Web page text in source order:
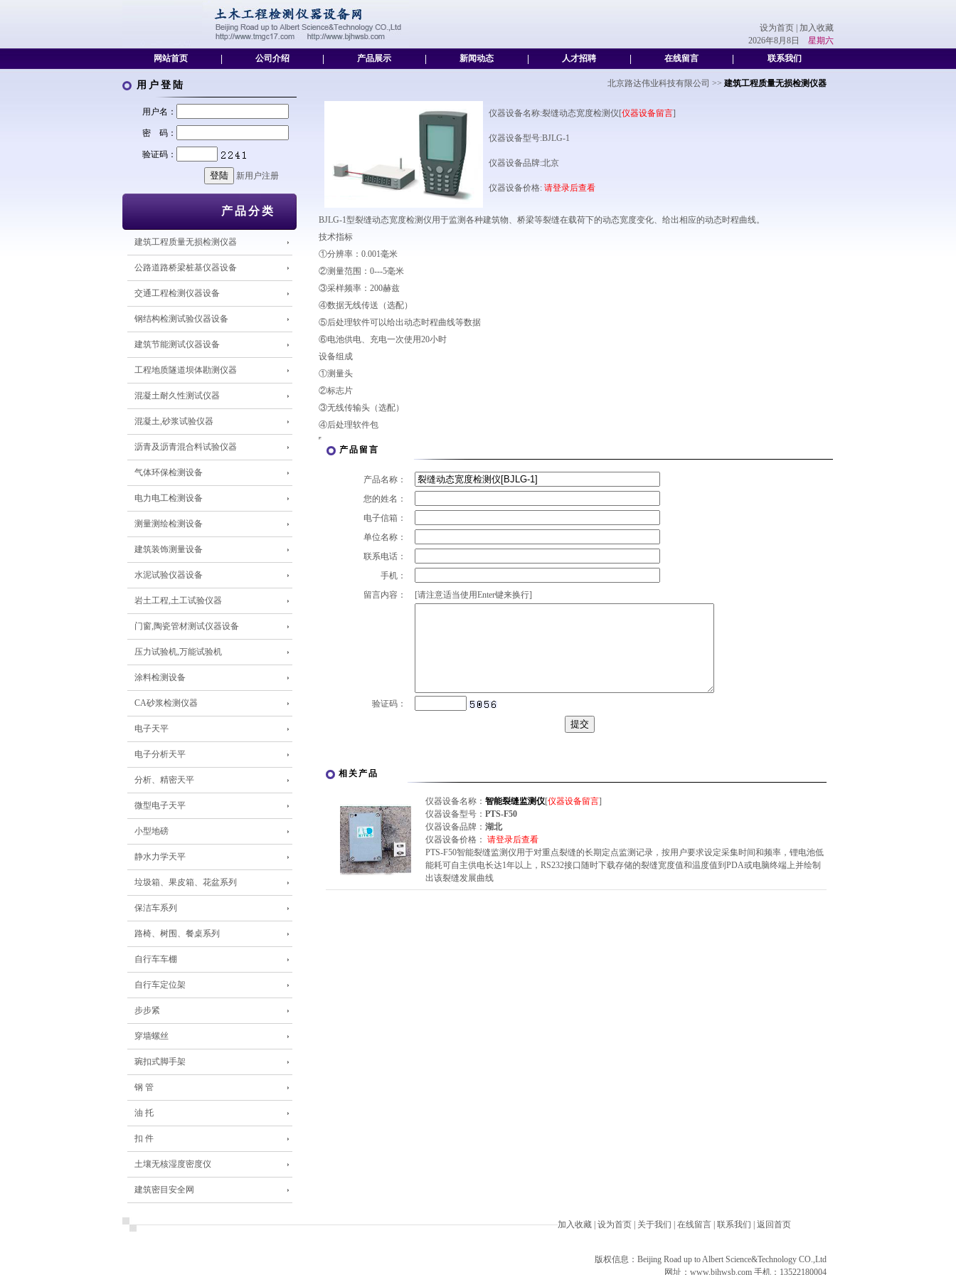
设为首页
加入收藏
2026年8月8日 星期六
网站首页
公司介绍 产品展示 新闻动态 人才招聘 在线留言 联系我们
用户登陆
用户名：
密 码：
验证码：
新用户注册
产品分类
建筑工程质量无损检测仪器
公路道路桥梁桩基仪器设备
交通工程检测仪器设备
钢结构检测试验仪器设备
建筑节能测试仪器设备
工程地质隧道坝体勘测仪器
混凝土耐久性测试仪器
混凝土,砂浆试验仪器
沥青及沥青混合料试验仪器
气体环保检测设备
电力电工检测设备
测量测绘检测设备
建筑装饰测量设备
水泥试验仪器设备
岩土工程,土工试验仪器
门窗,陶瓷管材测试仪器设备
压力试验机,万能试验机
涂料检测设备
CA砂浆检测仪器
电子天平
电子分析天平
分析、精密天平
微型电子天平
小型地磅
静水力学天平
垃圾箱、果皮箱、花盆系列
保洁车系列
路椅、树围、餐桌系列
自行车车棚
自行车定位架
步步紧
穿墙螺丝
琬扣式脚手架
钢 管
油 托
扣 件
土壤无核湿度密度仪
建筑密目安全网
北京路达伟业科技有限公司 >> 建筑工程质量无损检测仪器
仪器设备名称:裂缝动态宽度检测仪[仪器设备留言]
仪器设备型号:BJLG-1
仪器设备品牌:北京
仪器设备价格: 请登录后查看
BJLG-1型裂缝动态宽度检测仪用于监测各种建筑物、桥梁等裂缝在载荷下的动态宽度变化、给出相应的动态时程曲线。
技术指标
①分辨率：0.001毫米
②测量范围：0---5毫米
③采样频率：200赫兹
④数据无线传送（选配）
⑤后处理软件可以给出动态时程曲线等数据
⑥电池供电、充电一次使用20小时
设备组成
①测量头
②标志片
③无线传输头（选配）
④后处理软件包
产品留言
产品名称：
您的姓名：
电子信箱：
单位名称：
联系电话：
手机：
留言内容：
[请注意适当使用Enter键来换行]
验证码：
相关产品
仪器设备名称： 智能裂缝监测仪[仪器设备留言]
仪器设备型号： PTS-F50
仪器设备品牌： 湖北
仪器设备价格： 请登录后查看
PTS-F50智能裂缝监测仪用于对重点裂缝的长期定点监测记录，按用户要求设定采集时间和频率，锂电池低
能耗可自主供电长达1年以上，RS232接口随时下载存储的裂缝宽度值和温度值到PDA或电脑终端上并绘制
出该裂缝发展曲线
加入收藏 设为首页 关于我们 在线留言 联系我们 返回首页
版权信息：Beijing Road up to Albert Science&Technology CO.,Ltd
网址： www.bjhwsb.com 手机：13522180004